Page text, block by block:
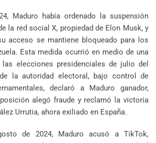
Maduro había ordenado la suspensión
la red social X, propiedad de Elon Musk, y
acceso se mantiene bloqueado para los
Esta medida ocurrió en medio de una
elecciones presidenciales de julio del
la autoridad electoral, bajo control de
declaró a Maduro ganador,
alegó fraude y reclamó la victoria
Urrutia, ahora exiliado en España.
de 2024, Maduro acusó a TikTok,